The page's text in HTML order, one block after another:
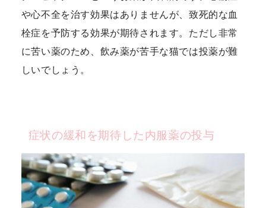
や心不全を治す効果はありませんが、致死的な血
栓症を予防する効果が期待されます。ただし非常
に苦い薬のため、飲み薬が苦手な猫では投薬が難
しいでしょう。
症状の緩和を期待した内服薬の投与